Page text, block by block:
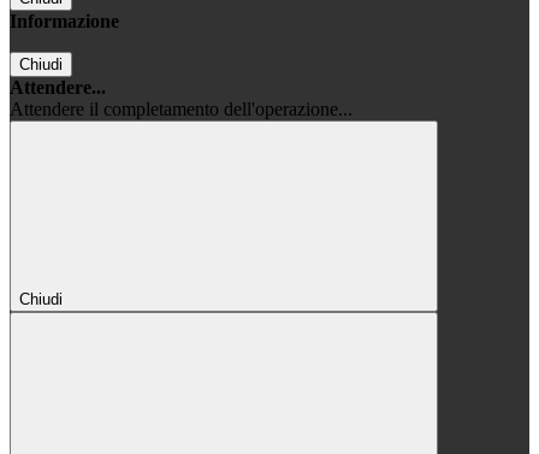
Informazione
Chiudi
Attendere...
Attendere il completamento dell'operazione...
Chiudi